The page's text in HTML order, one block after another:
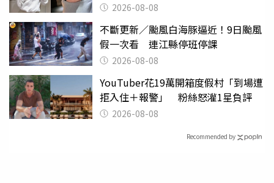
2026-08-08
不斷更新／颱風白海豚逼近！9日颱風
假一次看 連江縣停班停課
2026-08-08
YouTuber花19萬開箱度假村「到場遭
拒入住＋報警」 粉絲怒灌1星負評
2026-08-08
Recommended by